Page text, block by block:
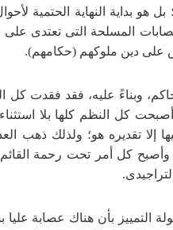
هو بداية النهاية الحتمية
المسلحة التى تعتدى
على دين ملوكهم (حكامهم).
وبناءً عليه، فقد فقدت كل
وأصبحت كل النظم كلها بلا
إلا تقديره هو؛ ولذلك ذهب
وأصبح كل أمر تحت رحمة
التمييز بأن هناك عصابة عليا